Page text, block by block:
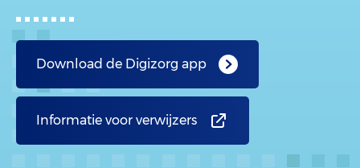
Download de Digizorg app
Informatie voor verwijzers